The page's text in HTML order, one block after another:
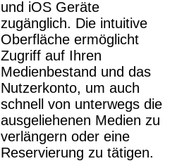
und iOS Geräte
zugänglich. Die intuitive
Oberfläche ermöglicht
Zugriff auf Ihren
Medienbestand und das
Nutzerkonto, um auch
schnell von unterwegs die
ausgeliehenen Medien zu
verlängern oder eine
Reservierung zu tätigen.